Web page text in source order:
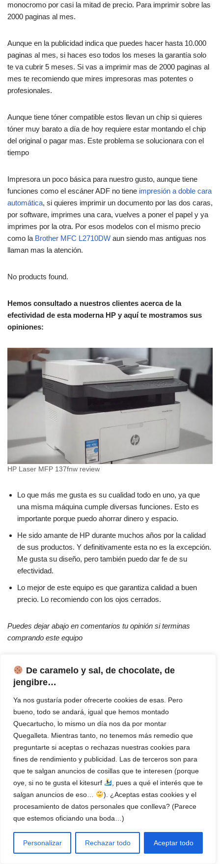
De caramelo y sal, de chocolate, de
jengibre…
Ya nos gustaría poder ofrecerte cookies de esas. Pero
bueno, todo se andará, igual que hemos montado
Quecartucho, lo mismo un día nos da por montar
Quegalleta. Mientras tanto, no tenemos más remedio que
preguntarte si aceptas o rechazas nuestras cookies para
fines de rendimiento y publicidad. Las de terceros son para
que te salgan anuncios de cosillas que te interesen (porque
oye, si no te gusta el kitesurf
, pues a qué el interés que te
salgan anuncios de eso…
). ¿Aceptas estas cookies y el
procesamiento de datos personales que conlleva? (Parece
que estemos oficiando una boda…)
Personalizar Rechazar todo Aceptar todo
monocromo por casi la mitad de precio. Para imprimir sobre las
2000 paginas al mes.
Aunque en la publicidad indica que puedes hacer hasta 10.000
paginas al mes, si haces eso todos los meses la garantía solo
te va cubrir 5 meses. Si vas a imprimir mas de 2000 paginas al
mes te recomiendo que mires impresoras mas potentes o
profesionales.
Aunque tiene tóner compatible estos llevan un chip si quieres
tóner muy barato a día de hoy requiere estar montando el chip
del original o pagar mas. Este problema se solucionara con el
tiempo
Impresora un poco básica para nuestro gusto, aunque tiene
funciones como el escáner ADF no tiene impresión a doble cara
automática, si quieres imprimir un documento por las dos caras,
por software, imprimes una cara, vuelves a poner el papel y ya
imprimes por la otra. Por esos modelos con el mismo precio
como la Brother MFC L2710DW aun siendo mas antiguas nos
llaman mas la atención.
No products found.
Hemos consultado a nuestros clientes acerca de la
efectividad de esta moderna HP y aquí te mostramos sus
opiniones:
HP Laser MFP 137fnw review
Lo que más me gusta es su cualidad todo en uno, ya que
una misma máquina cumple diversas funciones. Esto es
importante porque puedo ahorrar dinero y espacio.
He sido amante de HP durante muchos años por la calidad
de sus productos. Y definitivamente esta no es la excepción.
Me gusta su diseño, pero también puedo dar fe de su
efectividad.
Lo mejor de este equipo es que garantiza calidad a buen
precio. Lo recomiendo con los ojos cerrados.
Puedes dejar abajo en comentarios tu opinión si terminas
comprando este equipo
➨ Unboxing
Aunque estas review están en ingles puedes ponerte los
subtítulos en castellano, pero sobre todo están bien, para ver el
tamaño, calidad de impresión, y hacerte una idea de como es
de verdad este modelo de impresora.